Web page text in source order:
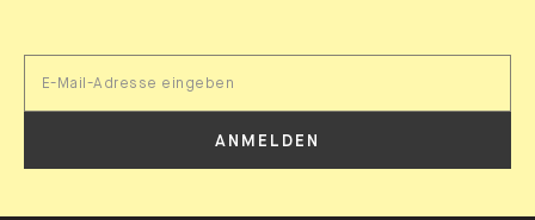
ANMELDEN